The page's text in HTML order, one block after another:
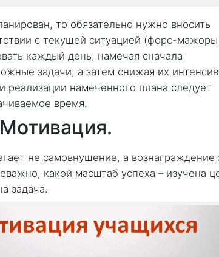
то обязательно нужно вносить
с текущей ситуацией (форс-
каждый день, намечая сначала
задачи, а затем снижая их
реализации намеченного плана следует
время.
не самовнушение, а вознаграждение
какой масштаб успеха – изучена
задача.